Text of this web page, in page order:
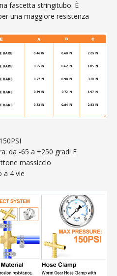
fascetta stringitubo. È
una maggiore resistenza
da -65 a +250 gradi F
massiccio
a 4 vie